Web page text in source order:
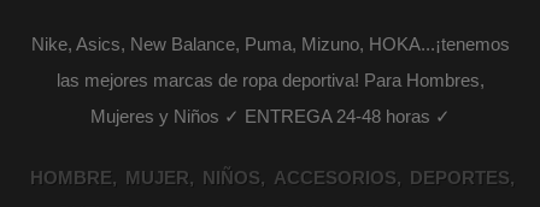
Nike, Asics, New Balance, Puma, Mizuno, HOKA...¡tenemos
las mejores marcas de ropa deportiva! Para Hombres,
Mujeres y Niños ✓ ENTREGA 24-48 horas ✓
HOMBRE MUJER NIÑOS ACCESORIOS
DEPORTES